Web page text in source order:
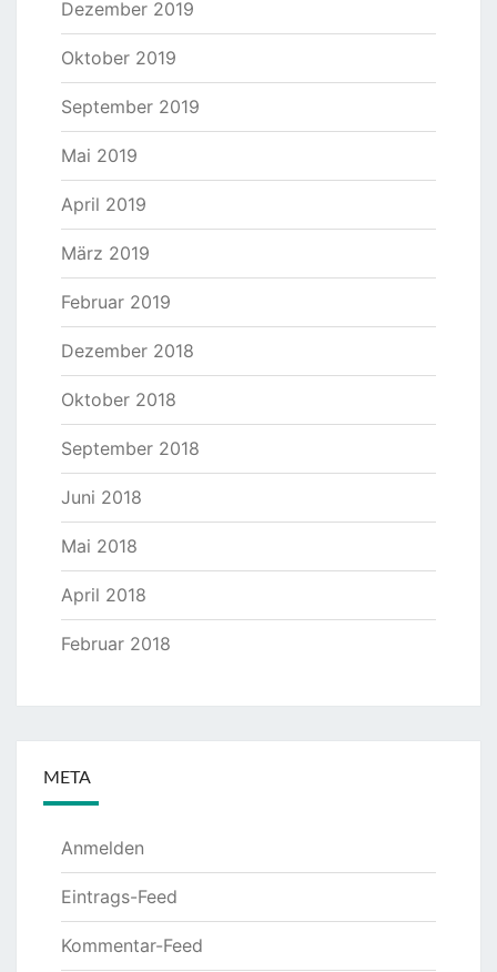
Dezember 2019
Oktober 2019
September 2019
Mai 2019
April 2019
März 2019
Februar 2019
Dezember 2018
Oktober 2018
September 2018
Juni 2018
Mai 2018
April 2018
Februar 2018
META
Anmelden
Eintrags-Feed
Kommentar-Feed